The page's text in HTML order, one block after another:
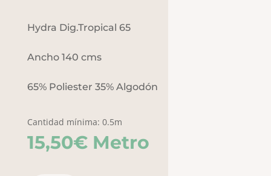
Hydra Dig.Tropical 65
Ancho 140 cms
65% Poliester 35% Algodón
Cantidad mínima: 0.5m
15,50€ Metro